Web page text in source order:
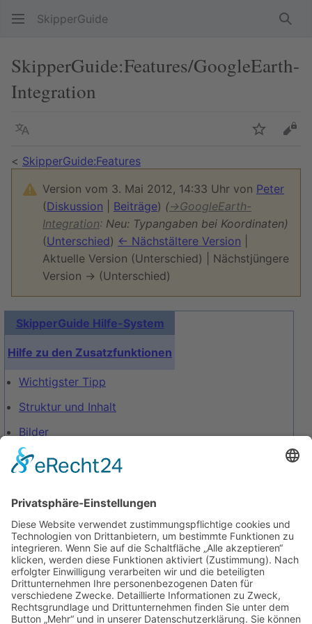
SkipperGuide
SkipperGuide:Features/GoogleEarth-
Integration
Sprache
< SkipperGuide:Features
Version vom 3. Mai 2012, 14:33 Uhr von Peter
(Diskussion Beiträge) (→GoogleEarth-
Integration: Neu: Typangaben bei Koordinaten)
(Unterschied) ← Nächstältere Version
Aktuelle Version (Unterschied) | Nächstjüngere
Version → (Unterschied)
SkipperGuide Hilfe-System
Hilfe zu den Zusatzfunktionen
Wichtigster Tipp
Struktur und Inhalt
Bilder
Karten und Skizzen
GoogleMaps-Integration
Fußnoten / Referenzen
Oft verwendete Vorlagen
GoogleEarth-Integration